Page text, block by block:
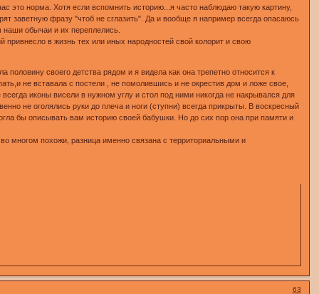
это норма. Хотя если вспомнить историю...я часто наблюдаю такую картину,
заветную фразу "чтоб не сглазить". Да и вообще я например всегда опасаюсь
наши обычаи и их переплелись.
в жизнь тех или иных народностей свой колорит и свою
своего детства рядом и я видела как она трепетно относится к
не вставала с постели , не помолившись и не окрестив дом и ложе свое,
иконы висели в нужном углу и стол под ними никогда не накрывался для
не оголялись руки до плеча и ноги (ступни) всегда прикрыты. В воскресный
бы описывать вам историю своей бабушки. Но до сих пор она при памяти и
многом похожи, разница именно связана с территориальными и
63